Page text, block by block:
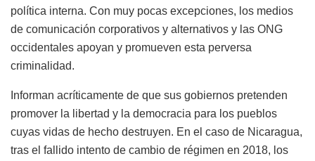
política interna. Con muy pocas excepciones, los medios
de comunicación corporativos y alternativos y las ONG
occidentales apoyan y promueven esta perversa
criminalidad.
Informan acríticamente de que sus gobiernos pretenden
promover la libertad y la democracia para los pueblos
cuyas vidas de hecho destruyen. En el caso de Nicaragua,
tras el fallido intento de cambio de régimen en 2018, los